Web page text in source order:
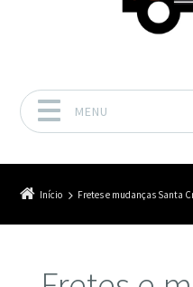
MENU
Início Fretes e mudanças Santa